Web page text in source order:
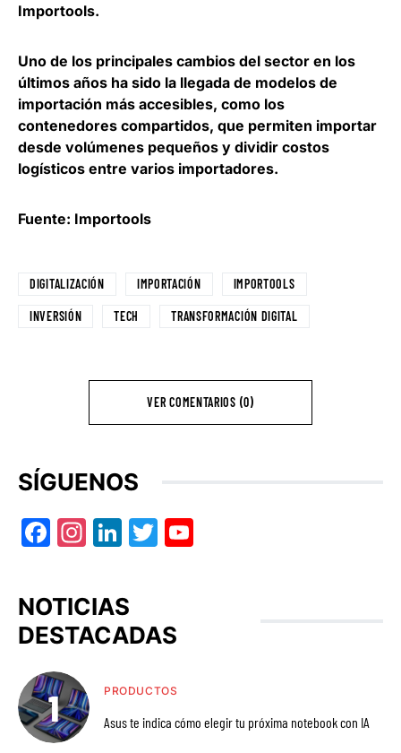
Importools.
Uno de los principales cambios del sector en los
últimos años ha sido la llegada de modelos de
importación más accesibles, como los
contenedores compartidos, que permiten importar
desde volúmenes pequeños y dividir costos
logísticos entre varios importadores.
Fuente: Importools
DIGITALIZACIÓN IMPORTACIÓN IMPORTOOLS
INVERSIÓN TECH TRANSFORMACIÓN DIGITAL
VER COMENTARIOS (0)
SÍGUENOS
Facebook
Instagram
LinkedIn
Twitter
NOTICIAS
DESTACADAS
PRODUCTOS
Asus te indica cómo elegir tu próxima notebook con IA